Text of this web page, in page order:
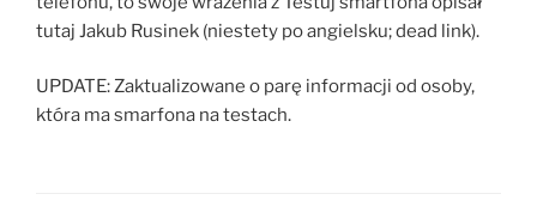
tutaj Jakub Rusinek (niestety po angielsku; dead link).
UPDATE: Zaktualizowane o parę informacji od osoby,
która ma smarfona na testach.